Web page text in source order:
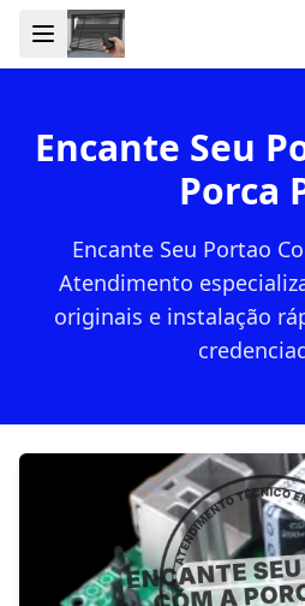
Encante Seu
Porca
Encante Seu Portao
Atendimento
originais e instalação